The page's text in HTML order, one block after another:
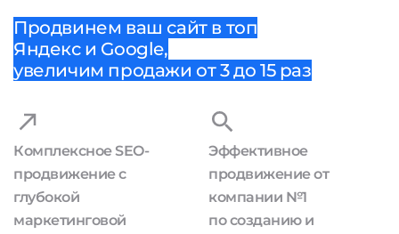
Продвинем ваш сайт в топ
Яндекс и Google,
увеличим продажи от 3 до 15 раз
Комплексное SEO-
продвижение с
глубокой
маркетинговой
Эффективное
продвижение от
компании №1
по созданию и